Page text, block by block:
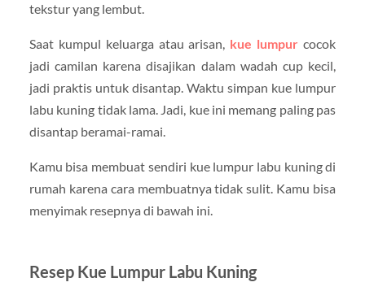
tekstur yang lembut.
Saat kumpul keluarga atau arisan, kue lumpur cocok
jadi camilan karena disajikan dalam wadah cup kecil,
jadi praktis untuk disantap. Waktu simpan kue lumpur
labu kuning tidak lama. Jadi, kue ini memang paling pas
disantap beramai-ramai.
Kamu bisa membuat sendiri kue lumpur labu kuning di
rumah karena cara membuatnya tidak sulit. Kamu bisa
menyimak resepnya di bawah ini.
Resep Kue Lumpur Labu Kuning